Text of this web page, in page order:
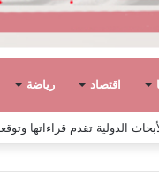
اقتصاد رياضة
وأحد عشر تشكيلاً وزارياً في ليبيا